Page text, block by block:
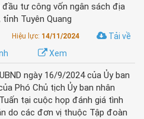
đầu tư công vốn ngân sách địa
Tuyên Quang
Hiệu lực: 14/11/2024
Tải về
Xem
ngày 16/9/2024 của Ủy ban
Phó Chủ tịch Ủy ban nhân
tại cuộc họp đánh giá tình
do các đơn vị thuộc Tập đoàn